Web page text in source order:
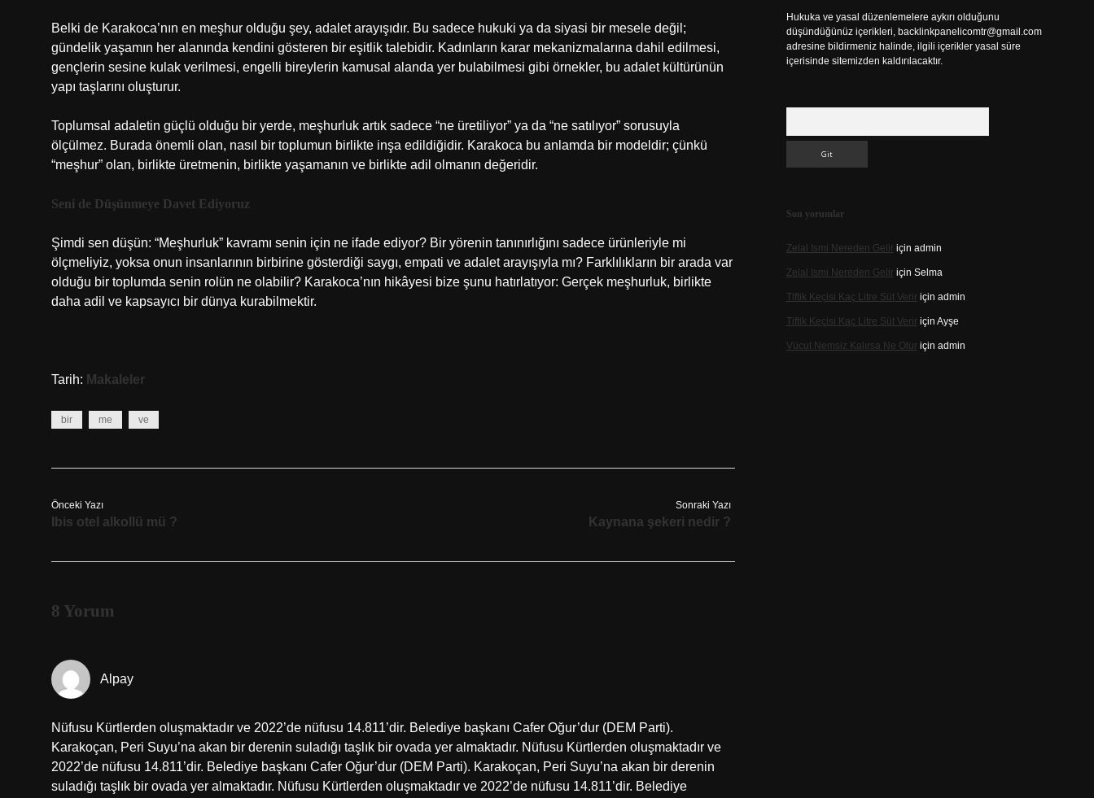
Belki de Karakoca’nın en meşhur olduğu şey, adalet arayışıdır. Bu sadece hukuki ya da siyasi bir mesele değil;
gündelik yaşamın her alanında kendini gösteren bir eşitlik talebidir. Kadınların karar mekanizmalarına dahil edilmesi,
gençlerin sesine kulak verilmesi, engelli bireylerin kamusal alanda yer bulabilmesi gibi örnekler, bu adalet kültürünün
yapı taşlarını oluşturur.
Toplumsal adaletin güçlü olduğu bir yerde, meşhurluk artık sadece “ne üretiliyor” ya da “ne satılıyor” sorusuyla
ölçülmez. Burada önemli olan, nasıl bir toplumun birlikte inşa edildiğidir. Karakoca bu anlamda bir modeldir; çünkü
“meşhur” olan, birlikte üretmenin, birlikte yaşamanın ve birlikte adil olmanın değeridir.
Seni de Düşünmeye Davet Ediyoruz
Şimdi sen düşün: “Meşhurluk” kavramı senin için ne ifade ediyor? Bir yörenin tanınırlığını sadece ürünleriyle mi
ölçmeliyiz, yoksa onun insanlarının birbirine gösterdiği saygı, empati ve adalet arayışıyla mı? Farklılıkların bir arada var
olduğu bir toplumda senin rolün ne olabilir? Karakoca’nın hikâyesi bize şunu hatırlatıyor: Gerçek meşhurluk, birlikte
daha adil ve kapsayıcı bir dünya kurabilmektir.
Tarih: Makaleler
bir me ve
Önceki Yazı
Ibis otel alkollü mü ?
Sonraki Yazı
Kaynana şekeri nedir ?
8 Yorum
Alpay
Nüfusu Kürtlerden oluşmaktadır ve 2022’de nüfusu 14.811’dir. Belediye başkanı Cafer Oğur’dur (DEM Parti).
Karakoçan, Peri Suyu’na akan bir derenin suladığı taşlık bir ovada yer almaktadır. Nüfusu Kürtlerden oluşmaktadır ve
2022’de nüfusu 14.811’dir. Belediye başkanı Cafer Oğur’dur (DEM Parti). Karakoçan, Peri Suyu’na akan bir derenin
suladığı taşlık bir ovada yer almaktadır. Nüfusu Kürtlerden oluşmaktadır ve 2022’de nüfusu 14.811’dir. Belediye
Hukuka ve yasal düzenlemelere aykırı olduğunu
düşündüğünüz içerikleri, backlinkpanelicomtr@gmail.com
adresine bildirmeniz halinde, ilgili içerikler yasal süre
içerisinde sitemizden kaldırılacaktır.
Son yorumlar
Zelal Ismi Nereden Geliriçin admin
Zelal Ismi Nereden Geliriçin Selma
Tiftik Keçisi Kaç Litre Süt Veririçin admin
Tiftik Keçisi Kaç Litre Süt Veririçin Ayşe
Vücut Nemsiz Kalırsa Ne Oluriçin admin